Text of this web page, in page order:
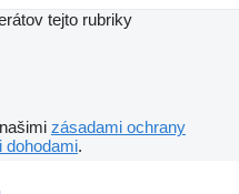
tejto rubriky
zásadami ochrany
dohodami.